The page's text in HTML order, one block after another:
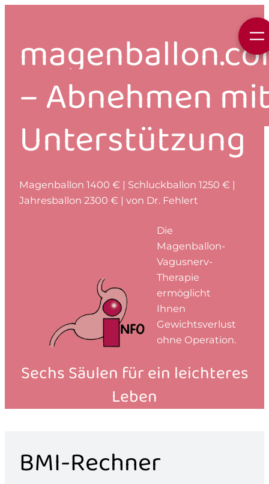
–Abnehmen
Unterstützung
Magenballon 1400 € | Schluckballon 1250 € |
Jahresballon 2300 € | von Dr. Fehlert
Die
Magenballon-
Vagusnerv-
Therapie
ermöglicht
Ihnen
Gewichtsverlust
ohne Operation.
Sechs Säulen für ein leichteres
Leben
BMI-Rechner